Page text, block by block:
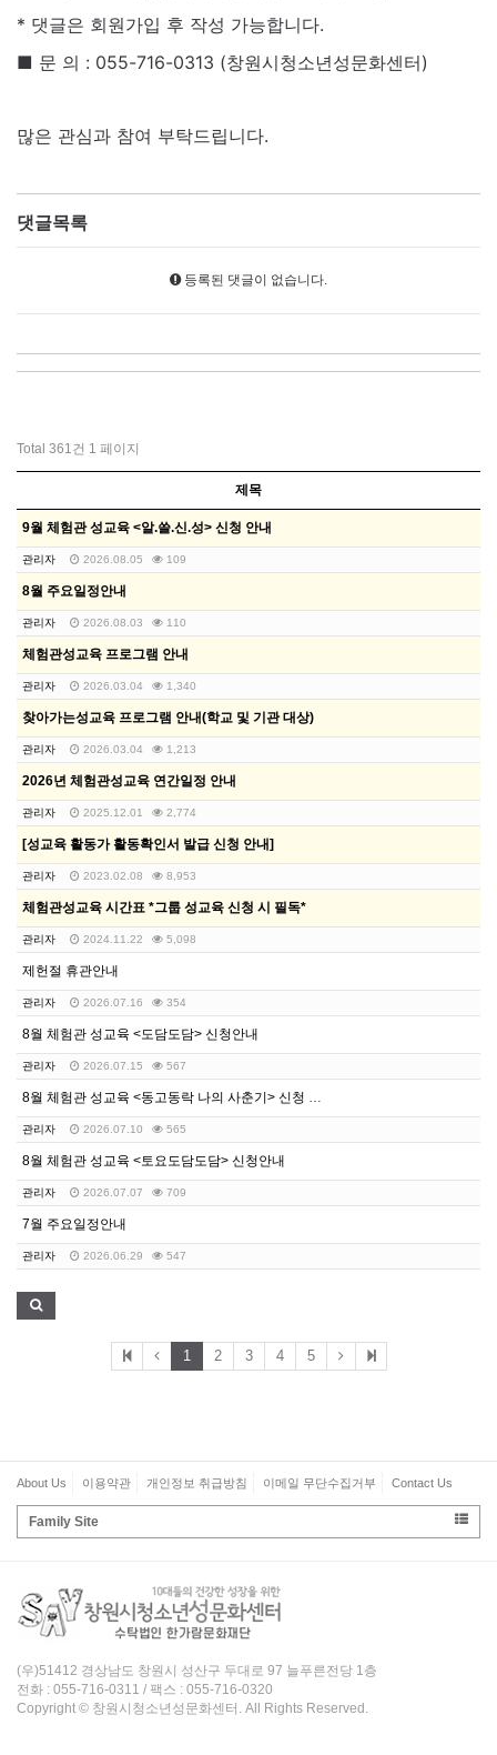
* 댓글은 회원가입 후 작성 가능합니다.
■ 문 의 : 055-716-0313 (창원시청소년성문화센터)
많은 관심과 참여 부탁드립니다.
댓글목록
등록된 댓글이 없습니다.
Total 361건 1 페이지
제목
9월 체험관 성교육 <알.쓸.신.성> 신청 안내
관리자 2026.08.05 109
8월 주요일정안내
관리자 2026.08.03 110
체험관성교육 프로그램 안내
관리자 2026.03.04 1,340
찾아가는성교육 프로그램 안내(학교 및 기관 대상)
관리자 2026.03.04 1,213
2026년 체험관성교육 연간일정 안내
관리자 2025.12.01 2,774
[성교육 활동가 활동확인서 발급 신청 안내]
관리자 2023.02.08 8,953
체험관성교육 시간표 *그룹 성교육 신청 시 필독*
관리자 2024.11.22 5,098
제헌절 휴관안내
관리자 2026.07.16 354
8월 체험관 성교육 <도담도담> 신청안내
관리자 2026.07.15 567
8월 체험관 성교육 <동고동락 나의 사춘기> 신청 안내
관리자 2026.07.10 565
8월 체험관 성교육 <토요도담도담> 신청안내
관리자 2026.07.07 709
7월 주요일정안내
관리자 2026.06.29 547
1 2 3 4 5
About Us 이용약관 개인정보 취급방침 이메일 무단수집거부 Contact Us
Family Site
(우)51412 경상남도 창원시 성산구 두대로 97 늘푸른전당 1층
전화 : 055-716-0311 / 팩스 : 055-716-0320
Copyright © 창원시청소년성문화센터. All Rights Reserved.